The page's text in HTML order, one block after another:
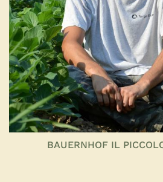
BAUERNHOF IL